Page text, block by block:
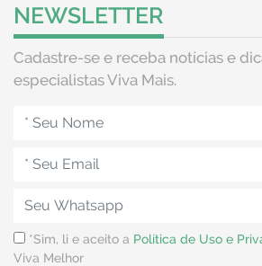
NEWSLETTER
Cadastre-se e receba notícias e
especialistas Viva Mais.
*Sim, li e aceito a Política de Uso e
Viva Melhor